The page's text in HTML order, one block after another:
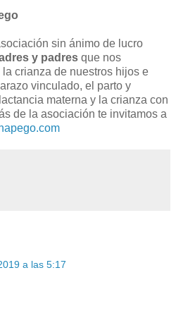
sin ánimo de lucro
y padres que nos
crianza de nuestros hijos e
vinculado, el parto y
materna y la crianza con
de la asociación te invitamos a
a las 5:17